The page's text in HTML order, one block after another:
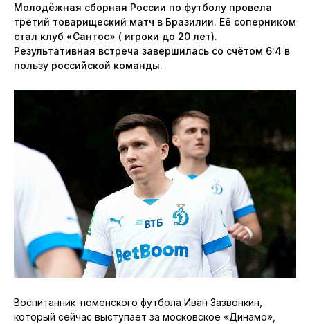
Молодёжная сборная России по футболу провела
третий товарищеский матч в Бразилии. Её соперником
стал клуб «Сантос» ( игроки до 20 лет).
Результативная встреча завершилась со счётом 6:4 в
пользу российской команды.
Воспитанник тюменского футбола Иван Зазвонкин,
который сейчас выступает за московское «Динамо»,